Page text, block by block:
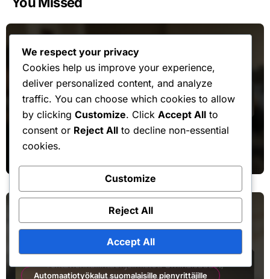
Dokumenttien Hallinta: Työkalut,
Hyödyt, Käytännöt
Automaatiotyökalut suomalaisille pienyrittäjille
We respect your privacy
Cookies help us improve your experience,
deliver personalized content, and analyze
traffic. You can choose which cookies to allow
by clicking Customize. Click Accept All to
consent or Reject All to decline non-essential
cookies.
Customize
Reject All
Accept All